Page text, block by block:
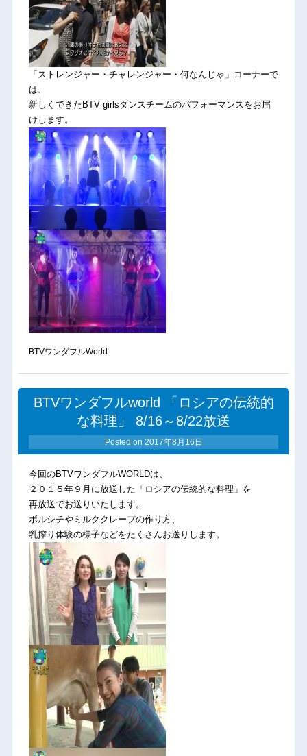
「ストレンジャー・チャレンジャー・何なんじゃ」コーナーで
は、
新しくできたBTV girlsダンスチームのパフォーマンスをお届
けします。
BTVワンダフルWorld
BTVワンダフルworld 「ロシアの伝統的
な料理」 8/16～8/22放送
Posted on 2017年8月16日
今回のBTVワンダフルWORLDは、
２０１５年９月に放送した「ロシアの伝統的な料理」を
再放送でお送りいたします。
ボルシチやミルククレープの作り方、
乳搾り体験の様子などをたくさんお送りします。